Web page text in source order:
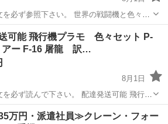
を必ず参照下さい。 世界の戦闘機と色々
プラモデル 戦闘機
可能 飛行機プラモ 色々セット P-
アー F-16 屠龍 訳…
8月1日
必ず読んで下さい。 配達発送可能 飛行機
F-16 屠龍 訳あり 訳あり理由 実
ルです。 1/32 P-51の箱に入っていま...
模型、プラモデル
万円・派遣社員≫クレーン・フォー